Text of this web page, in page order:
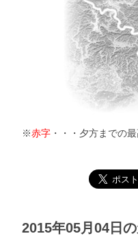
※赤字 ・・・夕方までの
2015年05月04日